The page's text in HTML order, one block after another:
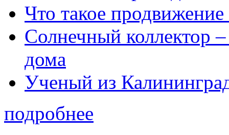
Что такое продвижение
Солнечный коллектор
дома
Ученый из
подробнее